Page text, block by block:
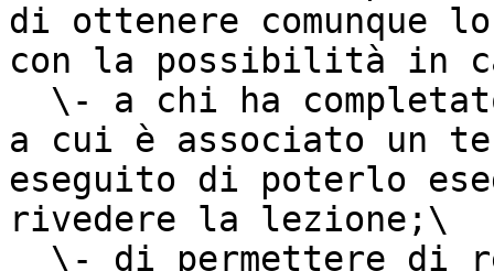
di ottenere comunque
con la possibilità in
a cui è associato un
eseguito di poterlo
rivedere la lezione;\